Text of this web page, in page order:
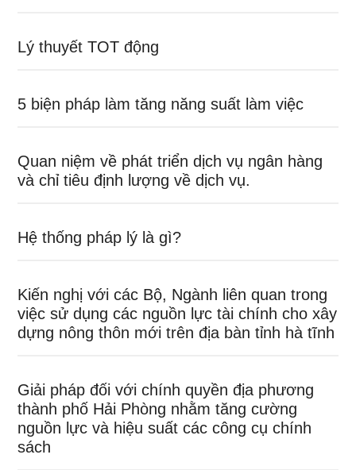
Lý thuyết TOT động
5 biện pháp làm tăng năng suất làm việc
Quan niệm về phát triển dịch vụ ngân hàng
và chỉ tiêu định lượng về dịch vụ.
Hệ thống pháp lý là gì?
Kiến nghị với các Bộ, Ngành liên quan trong
việc sử dụng các nguồn lực tài chính cho xây
dựng nông thôn mới trên địa bàn tỉnh hà tĩnh
Giải pháp đối với chính quyền địa phương
thành phố Hải Phòng nhằm tăng cường
nguồn lực và hiệu suất các công cụ chính
sách